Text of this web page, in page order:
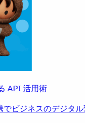
API 活用術
ビジネスのデジタ